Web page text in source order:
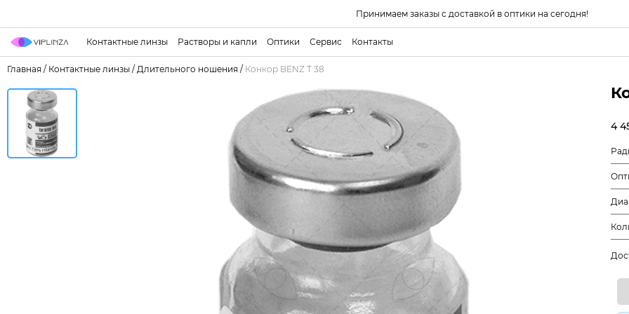
Принимаем заказы с доставкой в оптики на сегодня!
Контактные линзы Растворы и капли Оптики Сервис Контакты
Главная / Контактные линзы / Длительного ношения / Конкор BENZ Т 38
4